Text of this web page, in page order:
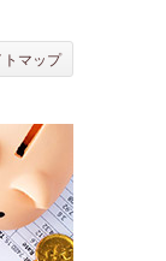
トマップ